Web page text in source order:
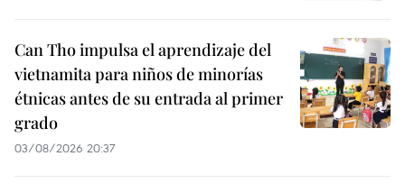
Can Tho impulsa el aprendizaje del
vietnamita para niños de minorías
étnicas antes de su entrada al primer
grado
03/08/2026 20:37